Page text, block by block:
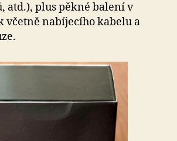
atd.), plus pěkné balení v
včetně nabíjecího kabelu a